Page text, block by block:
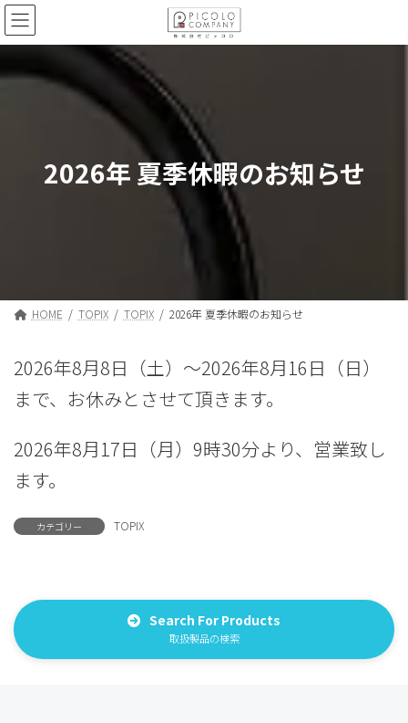
コ
ン
テ
ツ
ナ
ビ
ゲ
シ
2026年 夏季休暇のお知らせ
HOME TOPIX TOPIX 2026年 夏季休暇のお知らせ
2026年8月8日（土）〜2026年8月16日（日）
まで、お休みとさせて頂きます。
2026年8月17日（月）9時30分より、営業致し
ます。
カテゴリー TOPIX
Search For Products
取扱製品の検索